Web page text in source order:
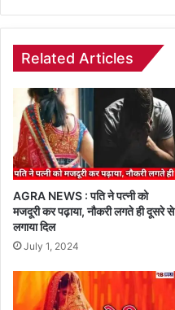
Related Articles
AGRA NEWS : पति ने पत्नी को
मजदूरी कर पढ़ाया, नौकरी लगते ही दूसरे से
लगाया दिल
July 1, 2024